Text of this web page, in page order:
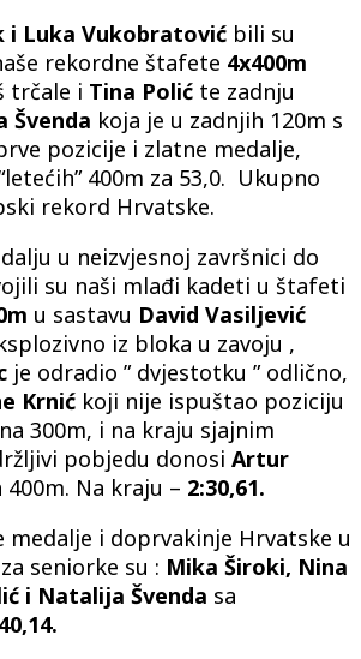
i Luka Vukobratović bili su
rekordne štafete 4x400m
trčale i Tina Polić te zadnju
Švenda koja je u zadnjih 120m s
pozicije i zlatne medalje,
400m za 53,0. Ukupno
rekord Hrvatske.
u neizvjesnoj završnici do
su naši mlađi kadeti u štafeti
u sastavu David Vasiljević
iz bloka u zavoju ,
je odradio ” dvjestotku ” odlično,
Krnić koji nije ispuštao poziciju
300m, i na kraju sjajnim
pobjedu donosi Artur
400m. Na kraju – 2:30,61.
medalje i doprvakinje Hrvatske u
za seniorke su : Mika Široki, Nina
i Natalija Švenda sa